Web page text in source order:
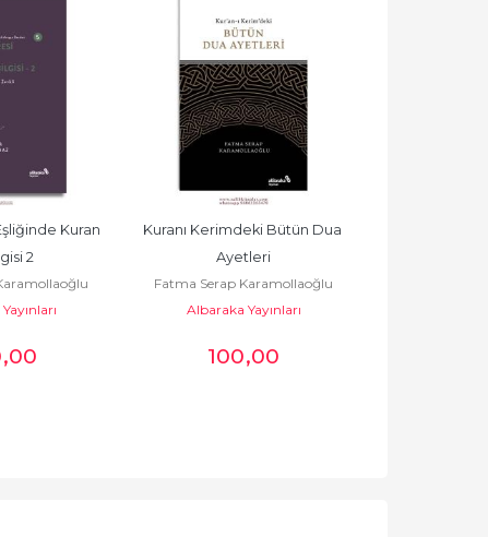
Kuran
2
,00
Kuranı Kerimdeki Bütün Dua
Ayetleri
Fatma Serap Karamollaoğlu
Albaraka Yayınları
100,00